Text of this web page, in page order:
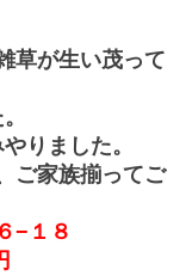
草が生い茂って
りました。
ご家族揃ってご
−１８